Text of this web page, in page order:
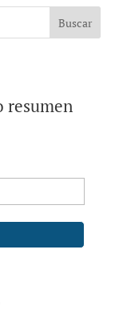
resumen